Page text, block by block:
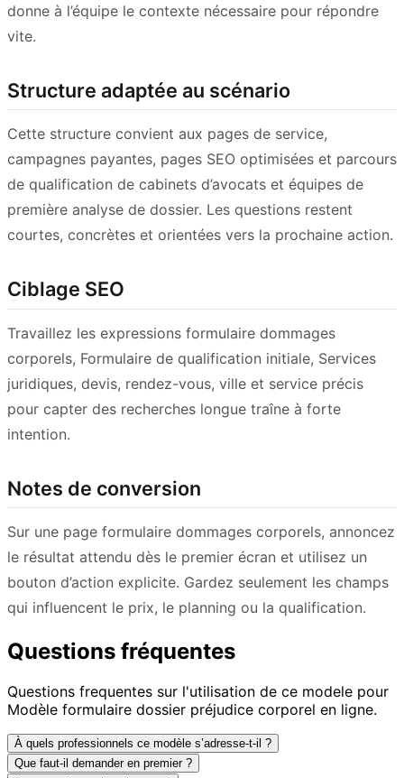
donne à l’équipe le contexte nécessaire pour répondre
vite.
Structure adaptée au scénario
Cette structure convient aux pages de service,
campagnes payantes, pages SEO optimisées et parcours
de qualification de cabinets d’avocats et équipes de
première analyse de dossier. Les questions restent
courtes, concrètes et orientées vers la prochaine action.
Ciblage SEO
Travaillez les expressions formulaire dommages
corporels, Formulaire de qualification initiale, Services
juridiques, devis, rendez-vous, ville et service précis
pour capter des recherches longue traîne à forte
intention.
Notes de conversion
Sur une page formulaire dommages corporels, annoncez
le résultat attendu dès le premier écran et utilisez un
bouton d’action explicite. Gardez seulement les champs
qui influencent le prix, le planning ou la qualification.
Questions fréquentes
Questions frequentes sur l'utilisation de ce modele pour
Modèle formulaire dossier préjudice corporel en ligne.
À quels professionnels ce modèle s’adresse-t-il ?
Que faut-il demander en premier ?